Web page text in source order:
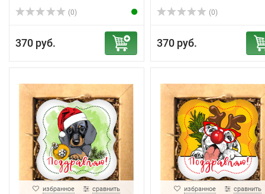
(0)
370 руб.
(0)
370 руб.
избранное сравнить избранное сравнить